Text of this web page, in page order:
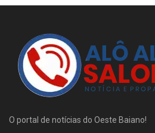
O portal de notícias do Oeste Baiano!